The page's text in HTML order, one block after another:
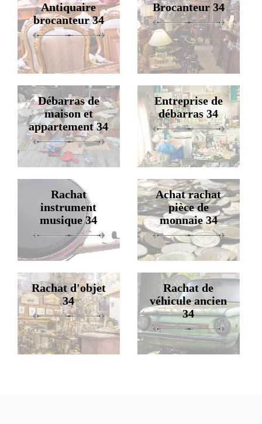
Antiquaire
brocanteur 34
Brocanteur 34
Débarras de
maison et
appartement 34
Entreprise de
débarras 34
Rachat
instrument
musique 34
Achat rachat
pièce de
monnaie 34
Rachat d'objet
34
Rachat de
véhicule ancien
34